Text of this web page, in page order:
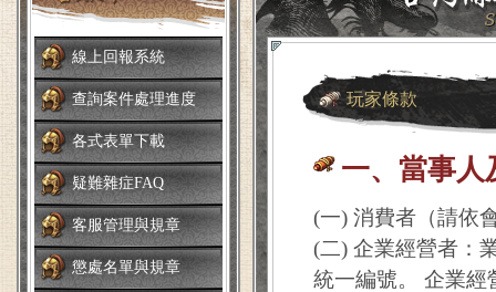
玩家條款
一、當事人
(一) 消費者（請依
(二) 企業經營者：
統一編號。 企業經
線上回報系統
查詢案件處理進度
各式表單下載
疑難雜症FAQ
客服管理與規章
懲處名單與規章